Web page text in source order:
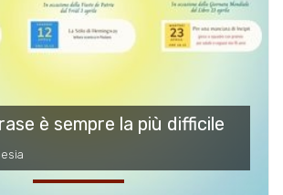
è sempre la più difficile